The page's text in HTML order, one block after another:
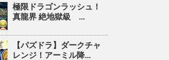
極限ドラゴンラッシュ！
真龍界 絶地獄級 ...
【パズドラ】ダークチャ
レンジ！アーミル降...